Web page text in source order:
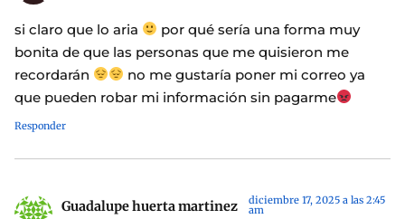
si claro que lo aria
por qué sería una forma muy
bonita de que las personas que me quisieron me
recordarán
no me gustaría poner mi correo ya
que pueden robar mi información sin pagarme
Responder
Guadalupe huerta martinez
diciembre 17, 2025 a las 2:45
am